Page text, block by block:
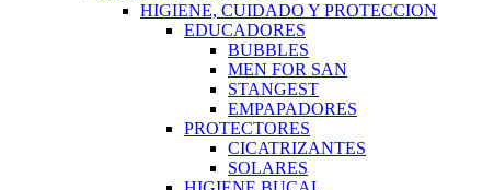
HIGIENE, CUIDADO Y PROTECCION
EDUCADORES
BUBBLES
MEN FOR SAN
STANGEST
EMPAPADORES
PROTECTORES
CICATRIZANTES
SOLARES